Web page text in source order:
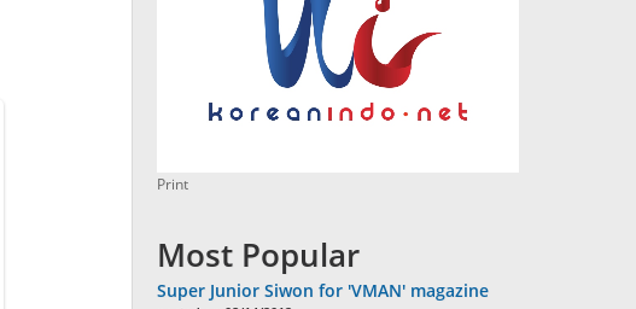
Print
Most Popular
Super Junior Siwon for 'VMAN' magazine